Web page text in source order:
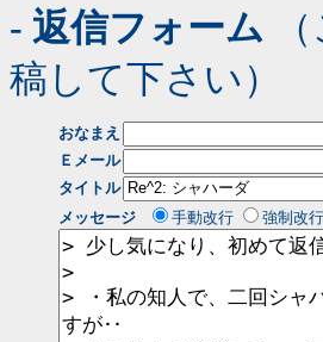
- 返信フォーム
稿して下さい）
おなまえ
Ｅメール
タイトル
メッセージ
手動改行 強制改行